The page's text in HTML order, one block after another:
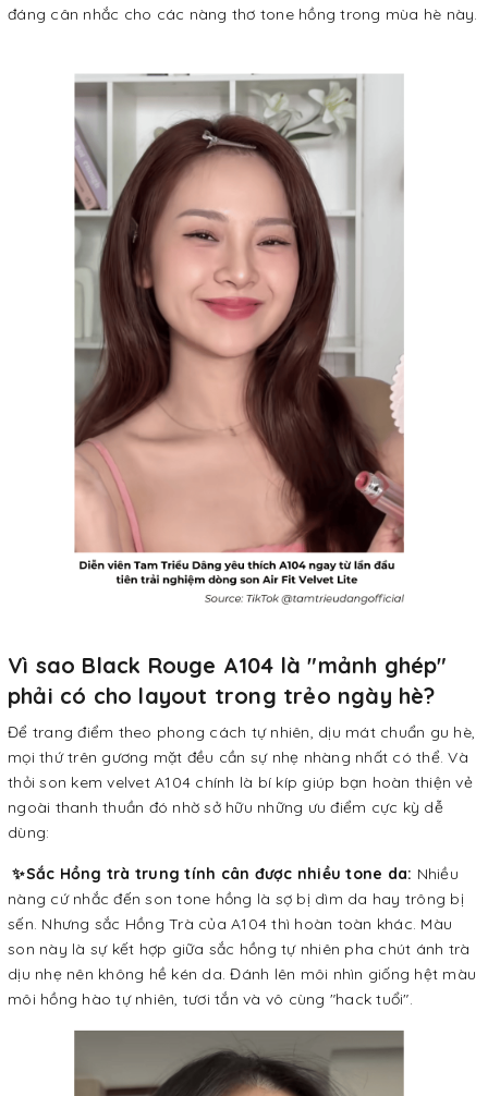
đáng cân nhắc cho các nàng thơ tone hồng trong mùa hè này.
Vì sao Black Rouge A104 là "mảnh ghép"
phải có cho layout trong trẻo ngày hè?
Để trang điểm theo phong cách tự nhiên, dịu mát chuẩn gu hè,
mọi thứ trên gương mặt đều cần sự nhẹ nhàng nhất có thể. Và
thỏi son kem velvet A104 chính là bí kíp giúp bạn hoàn thiện vẻ
ngoài thanh thuần đó nhờ sở hữu những ưu điểm cực kỳ dễ
dùng:
✨Sắc Hồng trà trung tính cân được nhiều tone da: Nhiều
nàng cứ nhắc đến son tone hồng là sợ bị dìm da hay trông bị
sến. Nhưng sắc Hồng Trà của A104 thì hoàn toàn khác. Màu
son này là sự kết hợp giữa sắc hồng tự nhiên pha chút ánh trà
dịu nhẹ nên không hề kén da. Đánh lên môi nhìn giống hệt màu
môi hồng hào tự nhiên, tươi tắn và vô cùng "hack tuổi".